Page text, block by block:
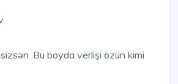
.Bu boyda verlişi özün kimi